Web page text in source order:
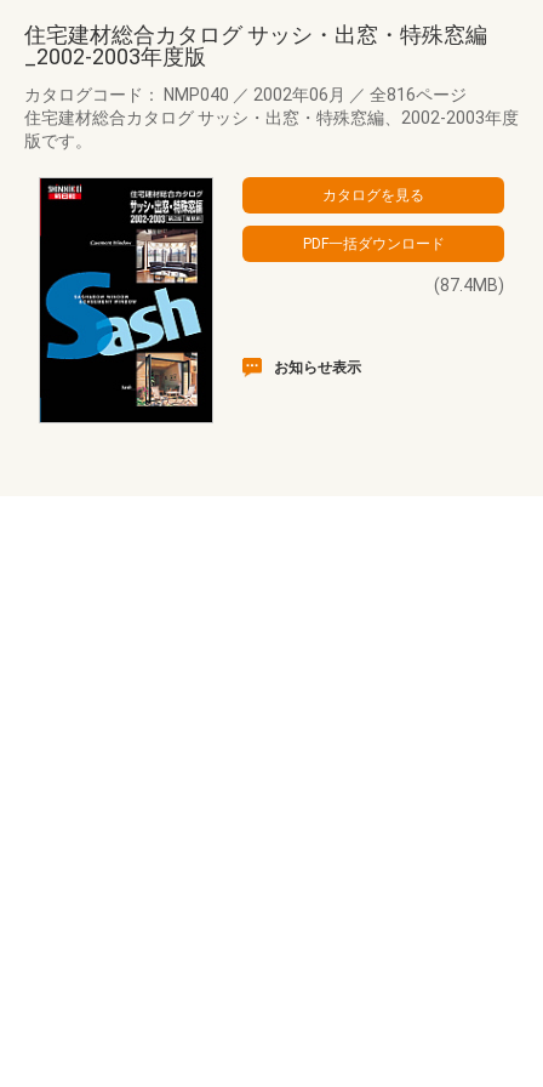
住宅建材総合カタログ サッシ・出窓・特殊窓編
_2002-2003年度版
カタログコード： NMP040 ／ 2002年06月 ／ 全816ページ
住宅建材総合カタログ サッシ・出窓・特殊窓編、2002-2003年度
版です。
(87.4MB)
お知らせ表示